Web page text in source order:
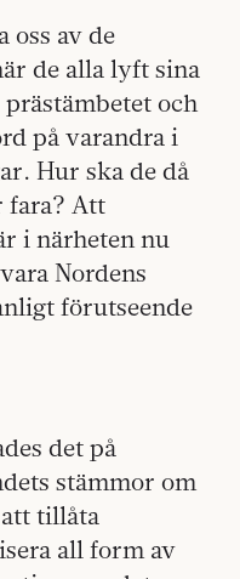
oss av de
de alla lyft sina
och
på varandra i
Hur ska de då
fara? Att
i närheten nu
Nordens
förutseende
det på
stämmor om
tillåta
all form av